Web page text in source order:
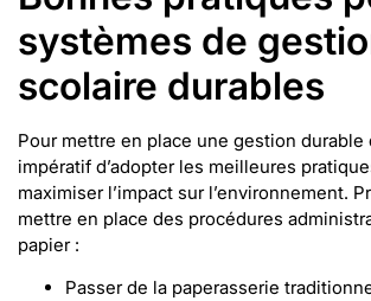
systèmes de
scolaire durables
Pour mettre en place une gestion
impératif d’adopter les meilleures
maximiser l’impact sur l’environnement.
mettre en place des procédures
papier :
Passer de la paperasserie